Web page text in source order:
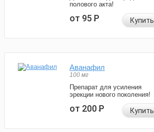
полового акта!
от 95Р Купить
Аванафил
100 мг
Препарат для усиления
эрекции нового поколения!
от 200Р Купить